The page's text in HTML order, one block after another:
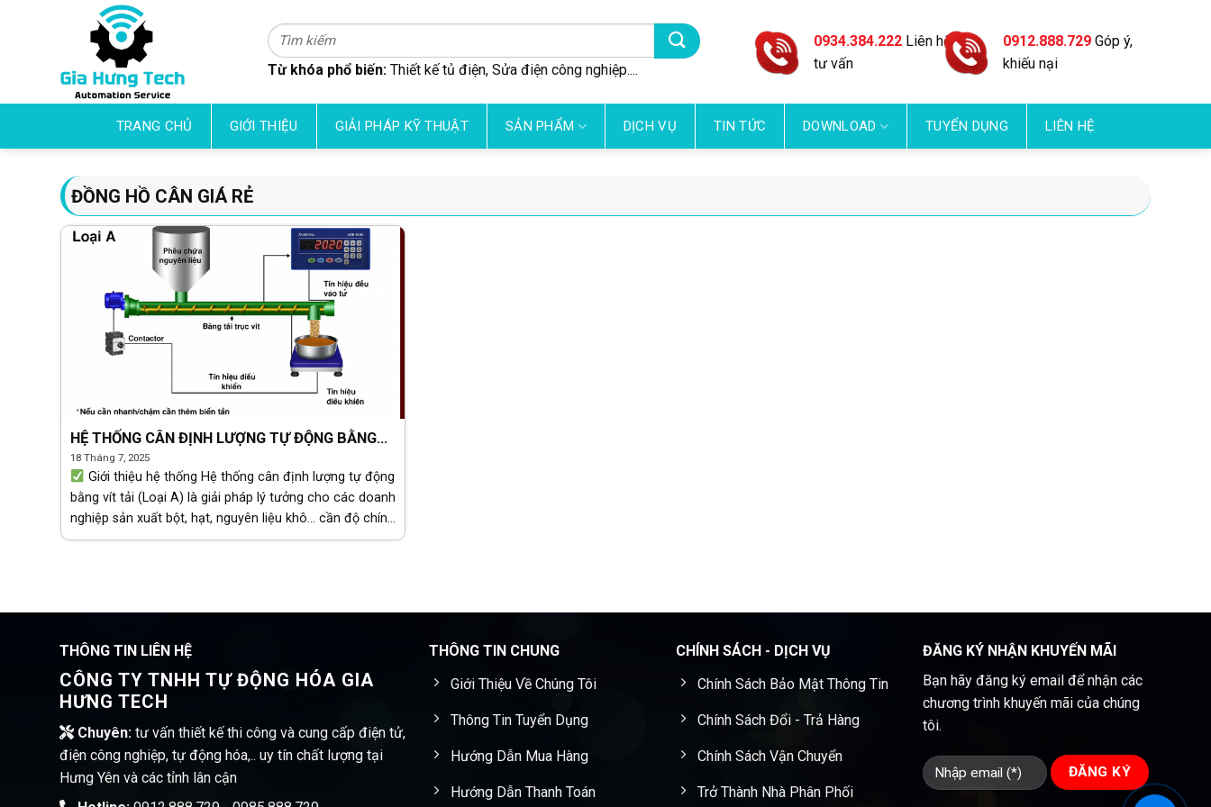
Tìm
kiếm:
Từ khóa phổ biến: Thiết kế tủ điện, Sửa điện công nghiệp....
0934.384.222 Liên hệ
tư vấn
0912.888.729 Góp ý,
khiếu nại
TRANG CHỦ GIỚI THIỆU GIẢI PHÁP KỸ THUẬT SẢN PHẨM DỊCH VỤ TIN TỨC DOWNLOAD TUYỂN DỤNG LIÊN HỆ
ĐỒNG HỒ CÂN GIÁ RẺ
HỆ THỐNG CÂN ĐỊNH LƯỢNG TỰ ĐỘNG BẰNG
VÍT TẢI – GIẢI PHÁP CHÍNH XÁC CHO CÂN
ĐÓNG BAO
18 Tháng 7, 2025
Giới thiệu hệ thống Hệ thống cân định lượng tự động
bằng vít tải (Loại A) là giải pháp lý tưởng cho các doanh
nghiệp sản xuất bột, hạt, nguyên liệu khô… cần độ chính
xác cao trong quá [...]
THÔNG TIN LIÊN HỆ
CÔNG TY TNHH TỰ ĐỘNG HÓA GIA
HƯNG TECH
Chuyên:tư vấn thiết kế thi công và cung cấp điện tử,
điện công nghiệp, tự động hóa,.. uy tín chất lượng tại
Hưng Yên và các tỉnh lân cận
THÔNG TIN CHUNG
Giới Thiệu Về Chúng Tôi
Thông Tin Tuyển Dụng
Hướng Dẫn Mua Hàng
Hướng Dẫn Thanh Toán
CHÍNH SÁCH - DỊCH VỤ
Chính Sách Bảo Mật Thông Tin
Chính Sách Đổi - Trả Hàng
Chính Sách Vận Chuyển
Trở Thành Nhà Phân Phối
ĐĂNG KÝ NHẬN KHUYẾN MÃI
Bạn hãy đăng ký email để nhận các
chương trình khuyến mãi của chúng
tôi.